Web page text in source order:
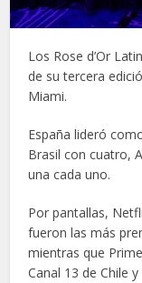
Los Rose d’Or
de su tercera
Miami.
España lideró
Brasil con cuatro,
una cada uno.
Por pantallas,
fueron las más
mientras que
Canal 13 de Chile